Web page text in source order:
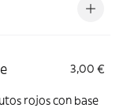
3,00 €
rojos con base